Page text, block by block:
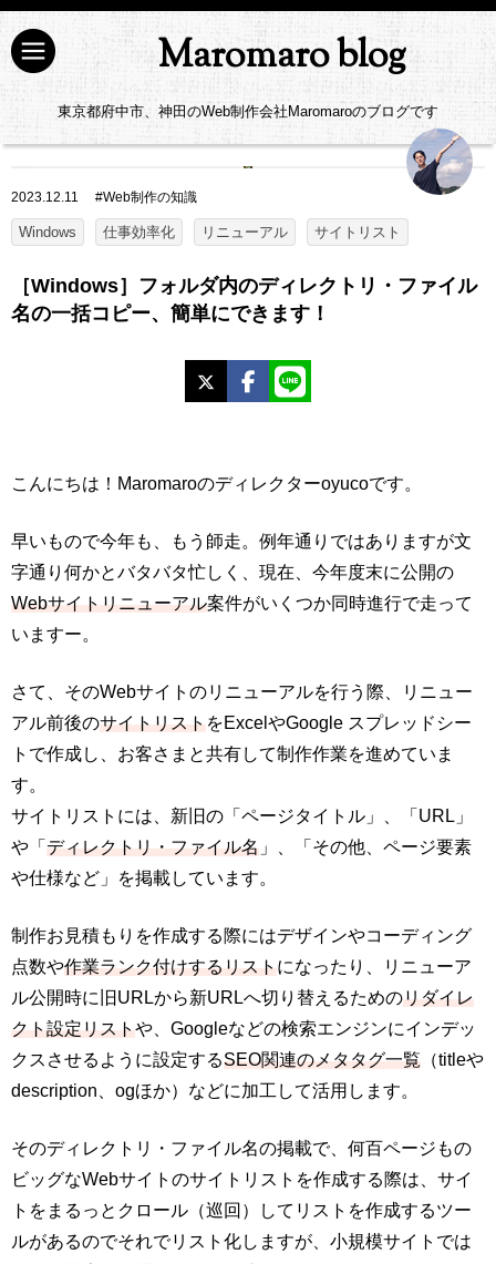
Maromaro blog
東京都府中市、神田のWeb制作会社Maromaroのブログです
2023.12.11 #Web制作の知識
Windows 仕事効率化 リニューアル サイトリスト
［Windows］フォルダ内のディレクトリ・ファイル
名の一括コピー、簡単にできます！
Facebook
こんにちは！Maromaroのディレクターoyucoです。
早いもので今年も、もう師走。例年通りではありますが文
字通り何かとバタバタ忙しく、現在、今年度末に公開の
Webサイトリニューアル案件がいくつか同時進行で走って
いますー。
さて、そのWebサイトのリニューアルを行う際、リニュー
アル前後のサイトリストをExcelやGoogle スプレッドシー
トで作成し、お客さまと共有して制作作業を進めていま
す。
サイトリストには、新旧の「ページタイトル」、「URL」
や「 ディレクトリ・ファイル名 」、「その他、ページ要素
や仕様など」を掲載しています。
制作お見積もりを作成する際にはデザインやコーディング
点数や作業ランク付けするリストになったり、リニューア
ル公開時に旧URLから新URLへ切り替えるためのリダイレ
クト設定リストや、Googleなどの検索エンジンにインデッ
クスさせるように設定するSEO関連のメタタグ一覧 （titleや
description、ogほか）などに加工して活用します。
そのディレクトリ・ファイル名の掲載で、何百ページもの
ビッグなWebサイトのサイトリストを作成する際は、サイ
トをまるっとクロール（巡回）してリストを作成するツー
ルがあるのでそれでリスト化しますが、小規模サイトでは